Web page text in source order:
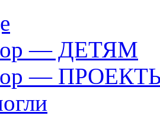
— ДЕТЯМ
—